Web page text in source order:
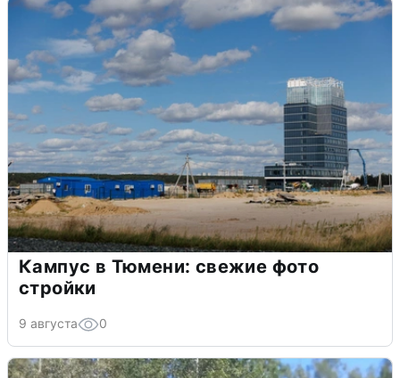
Кампус в Тюмени: свежие фото
стройки
9 августа 0